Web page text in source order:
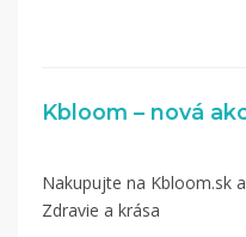
Kbloom – nová
Nakupujte na Kbloom.sk
Zdravie a krása